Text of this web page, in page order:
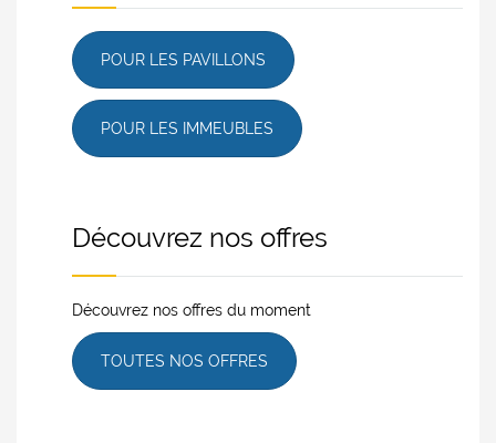
POUR LES PAVILLONS
POUR LES IMMEUBLES
Découvrez nos offres
Découvrez nos offres du moment
TOUTES NOS OFFRES